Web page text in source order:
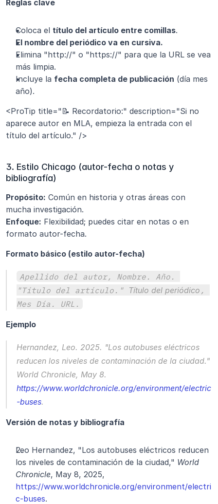
Reglas clave
Coloca el título del artículo entre comillas.
El nombre del periódico va en cursiva.
Elimina "http://" o "https://" para que la URL se vea
más limpia.
Incluye la fecha completa de publicación (día mes
año).
<ProTip title="📝 Recordatorio:" description="Si no
aparece autor en MLA, empieza la entrada con el
título del artículo." />
3. Estilo Chicago (autor-fecha o notas y
bibliografía)
Propósito: Común en historia y otras áreas con
mucha investigación.
Enfoque: Flexibilidad; puedes citar en notas o en
formato autor-fecha.
Formato básico (estilo autor-fecha)
Apellido del autor, Nombre. Año.
"Título del artículo." Título del periódico ,
Mes Día. URL.
Ejemplo
Hernandez, Leo. 2025. "Los autobuses eléctricos
World Chronicle
https://www.worldchronicle.org/environment/electric
-buses.
Versión de notas y bibliografía
Leo Hernandez, "Los autobuses eléctricos reducen
los niveles de contaminación de la ciudad," World
Chronicle
https://www.worldchronicle.org/environment/electri
c-buses.